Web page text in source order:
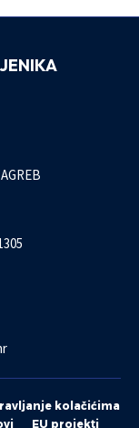
kolačićima
EU projekti